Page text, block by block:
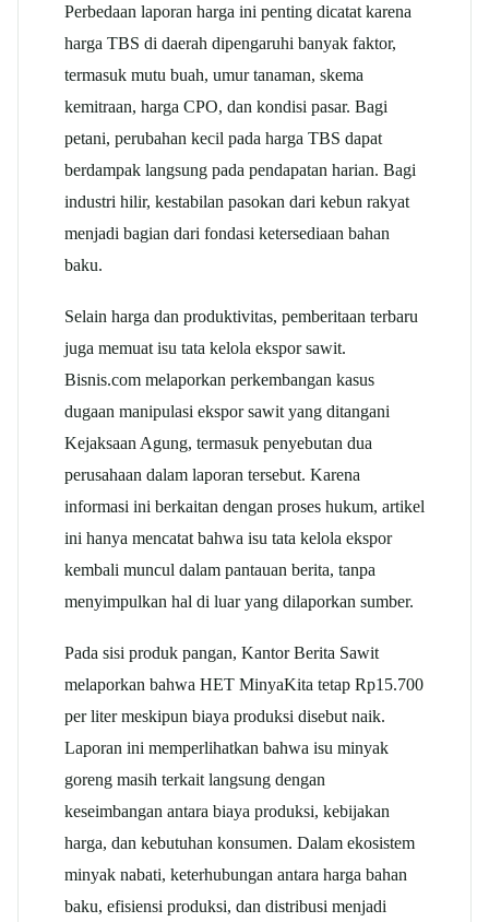
Perbedaan laporan harga ini penting dicatat karena
harga TBS di daerah dipengaruhi banyak faktor,
termasuk mutu buah, umur tanaman, skema
kemitraan, harga CPO, dan kondisi pasar. Bagi
petani, perubahan kecil pada harga TBS dapat
berdampak langsung pada pendapatan harian. Bagi
industri hilir, kestabilan pasokan dari kebun rakyat
menjadi bagian dari fondasi ketersediaan bahan
baku.
Selain harga dan produktivitas, pemberitaan terbaru
juga memuat isu tata kelola ekspor sawit.
Bisnis.com melaporkan perkembangan kasus
dugaan manipulasi ekspor sawit yang ditangani
Kejaksaan Agung, termasuk penyebutan dua
perusahaan dalam laporan tersebut. Karena
informasi ini berkaitan dengan proses hukum, artikel
ini hanya mencatat bahwa isu tata kelola ekspor
kembali muncul dalam pantauan berita, tanpa
menyimpulkan hal di luar yang dilaporkan sumber.
Pada sisi produk pangan, Kantor Berita Sawit
melaporkan bahwa HET MinyaKita tetap Rp15.700
per liter meskipun biaya produksi disebut naik.
Laporan ini memperlihatkan bahwa isu minyak
goreng masih terkait langsung dengan
keseimbangan antara biaya produksi, kebijakan
harga, dan kebutuhan konsumen. Dalam ekosistem
minyak nabati, keterhubungan antara harga bahan
baku, efisiensi produksi, dan distribusi menjadi